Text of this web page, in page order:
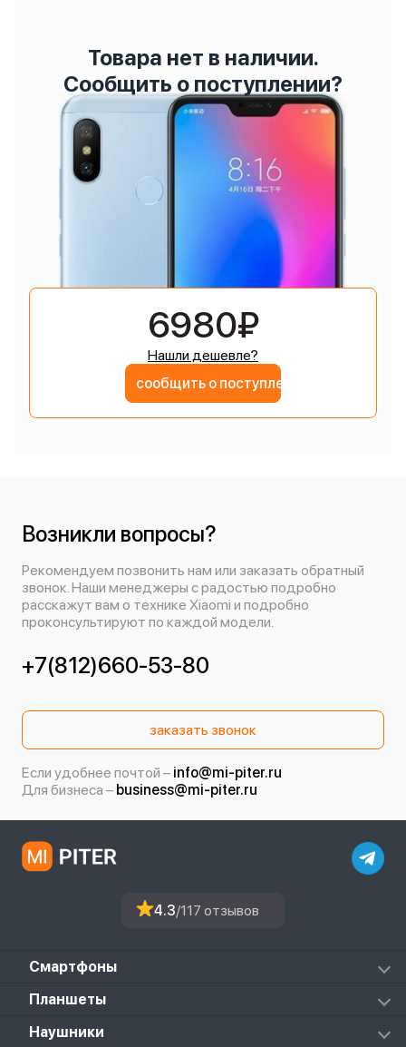
Товара нет в наличии.
Сообщить о поступлении?
6980₽
Нашли дешевле?
сообщить о поступлении
Возникли вопросы?
Рекомендуем позвонить нам или заказать обратный
звонок. Наши менеджеры с радостью подробно
расскажут вам о технике Xiaomi и подробно
проконсультируют по каждой модели.
+7(812)660-53-80
заказать звонок
Если удобнее почтой – info@mi-piter.ru
Для бизнеса – business@mi-piter.ru
4.3/117 отзывов
Смартфоны
Redmi
Mi
Планшеты
Mi Pad 6S Pro
Наушники